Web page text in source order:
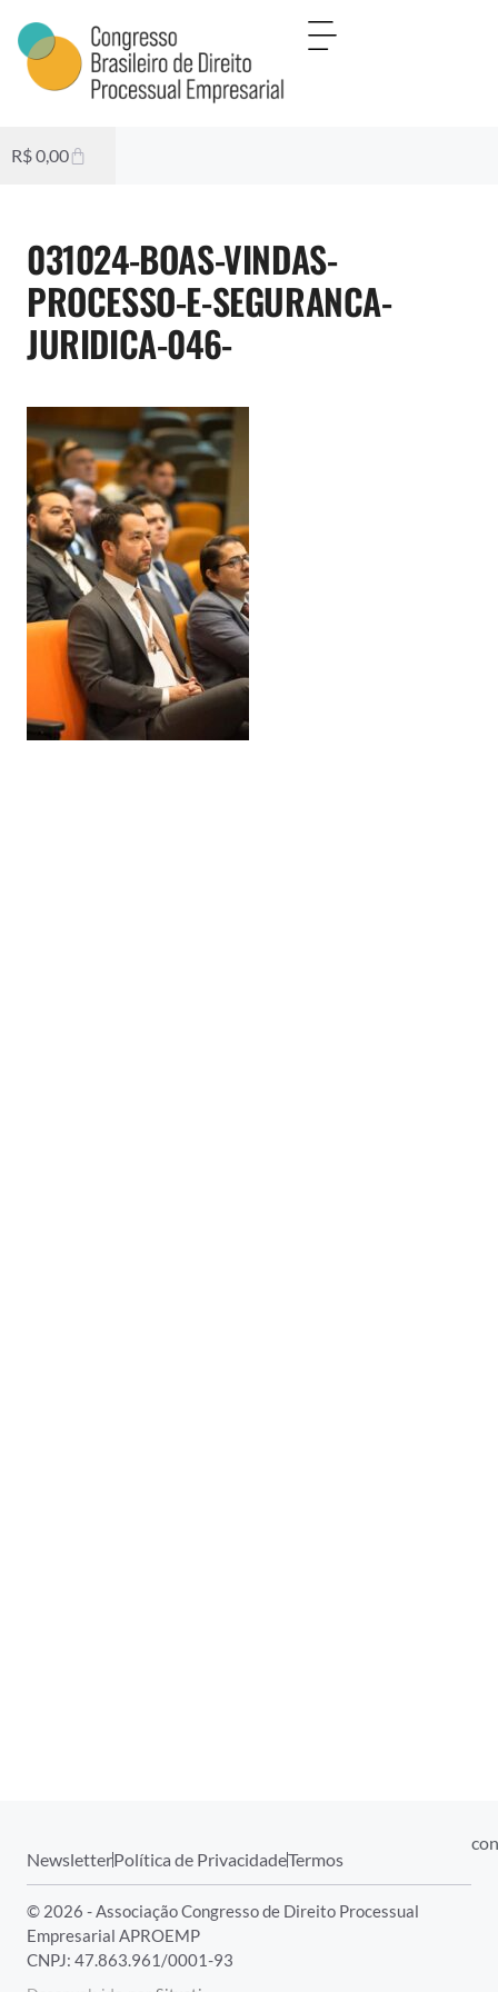
R$0,00
031024-BOAS-VINDAS-
PROCESSO-E-SEGURANCA-
JURIDICA-046-
NewsletterPolítica de PrivacidadeTermos
© 2026 - Associação Congresso de Direito Processual
Empresarial APROEMP
CNPJ: 47.863.961/0001-93